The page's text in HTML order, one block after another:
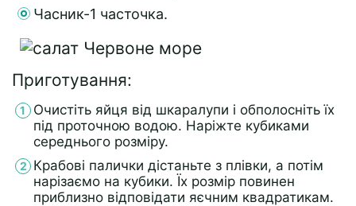
Часник-1 часточка.
Приготування:
Очистіть яйця від шкаралупи і обполосніть їх
під проточною водою. Наріжте кубиками
середнього розміру.
Крабові палички дістаньте з плівки, а потім
нарізаємо на кубики. Їх розмір повинен
приблизно відповідати яєчним квадратикам.